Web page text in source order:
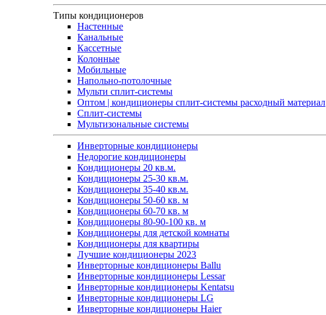
Типы кондиционеров
Настенные
Канальные
Кассетные
Колонные
Мобильные
Напольно-потолочные
Мульти сплит-системы
Оптом | кондиционеры сплит-системы расходный материал
Сплит-системы
Мультизональные системы
Инверторные кондиционеры
Недорогие кондиционеры
Кондиционеры 20 кв.м.
Кондиционеры 25-30 кв.м.
Кондиционеры 35-40 кв.м.
Кондиционеры 50-60 кв. м
Кондиционеры 60-70 кв. м
Кондиционеры 80-90-100 кв. м
Кондиционеры для детской комнаты
Кондиционеры для квартиры
Лучшие кондиционеры 2023
Инверторные кондиционеры Ballu
Инверторные кондиционеры Lessar
Инверторные кондиционеры Kentatsu
Инверторные кондиционеры LG
Инверторные кондиционеры Haier